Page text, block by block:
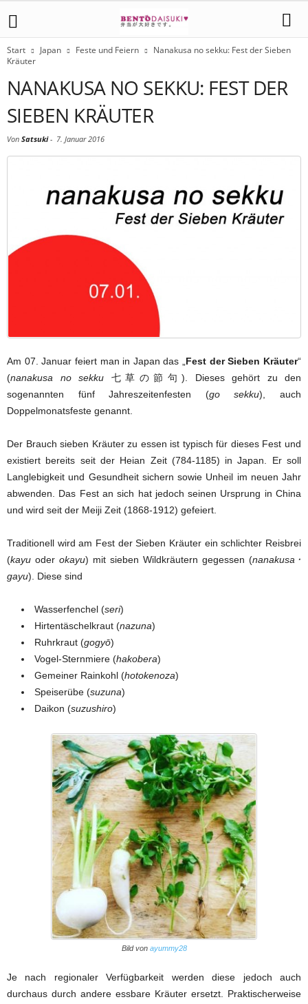
Start Japan Feste und Feiern
Nanakusa no sekku: Fest der Sieben
Kräuter
NANAKUSA NO SEKKU: FEST DER
SIEBEN KRÄUTER
Von Satsuki- 7. Januar 2016
Am 07. Januar feiert man in Japan das „ Fest der Sieben Kräuter“
(nanakusa no sekku 七草の節句). Dieses gehört zu den
sogenannten fünf Jahreszeitenfesten (go sekku), auch
Doppelmonatsfeste genannt.
Der Brauch sieben Kräuter zu essen ist typisch für dieses Fest und
existiert bereits seit der Heian Zeit (784-1185) in Japan. Er soll
Langlebigkeit und Gesundheit sichern sowie Unheil im neuen Jahr
abwenden. Das Fest an sich hat jedoch seinen Ursprung in China
und wird seit der Meiji Zeit (1868-1912) gefeiert.
Traditionell wird am Fest der Sieben Kräuter ein schlichter Reisbrei
(kayu oder okayu) mit sieben Wildkräutern gegessen (nanakusa･
gayu). Diese sind
Wasserfenchel (seri)
Hirtentäschelkraut (nazuna)
Ruhrkraut (gogyō)
Vogel-Sternmiere (hakobera)
Gemeiner Rainkohl (hotokenoza)
Speiserübe (suzuna)
Daikon (suzushiro)
Bild von ayummy28
Je nach regionaler Verfügbarkeit werden diese jedoch auch
durchaus durch andere essbare Kräuter ersetzt. Praktischerweise